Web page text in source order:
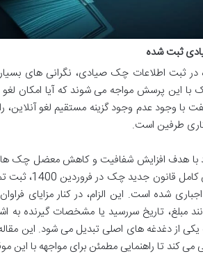
ثبت شده
در ثبت اطلاعات چک صیادی، نگرانی های بسیاری
این پرسش مواجه می شوند که آیا امکان لغو
با وجود عدم وجود گزینه مستقیم لغو
طرفین است.
با هدف افزایش شفافیت و کاهش معضل چک
اجرایی شدن
شده است. این الزام، در کنار مزایای
مبلغ، تاریخ سررسید یا مشخصات گیرنده به
یکی از دغدغه های اصلی تبدیل می شود. این
می کند تا راهنمایی مطمئن برای مواجهه با این